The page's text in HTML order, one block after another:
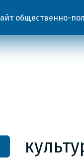
общественно-